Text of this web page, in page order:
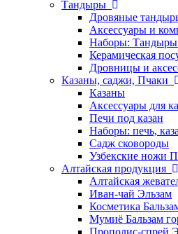
Тандыры
Дровяные
Аксессуары и
Наборы: Тандыры
Керамическая
Дровницы и
Казаны, саджи, Пчаки
Казаны
Аксессуары для
Печи под казан
Наборы: печь,
Садж сковороды
Узбекские ножи
Алтайская продукция
Алтайская
Иван-чай Эльзам
Косметика
Мумиё Бальзам
Прополис-спрей